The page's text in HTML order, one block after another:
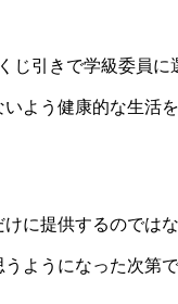
じ引きで学級委員に
よう健康的な生活
に提供するのでは
ようになった次第で